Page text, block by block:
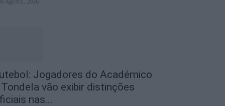
Jogadores do Académico
vão exibir distinções
nas...